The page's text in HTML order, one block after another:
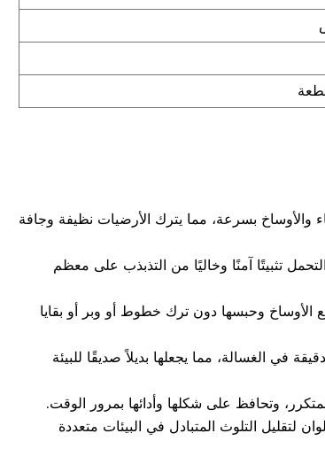
والأوساخ بسرعة، مما يترك الأرضيات نظيفة وجافة
تثبيتًا آمنًا وخاليًا من التذبذب على معظم
وحبسها دون ترك خطوط أو وبر أو بقايا
في الغسالة، مما يجعلها بديلاً صديقًا للبيئة
وتحافظ على شكلها وأدائها بمرور الوقت.
لتقليل التلوث المتبادل في البيئات متعددة